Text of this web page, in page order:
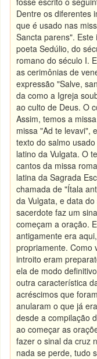
Dentre os diferentes
que é usado nas
Sancta parens".
poeta Sedúlio, do
romano do século I.
as cerimônias de
expressão "Salve,
da como a Igreja
ao culto de Deus. O
Assim, temos a
missa "Ad te levavi",
texto do salmo
latino da Vulgata. O
cantos da missa
latina da Sagrada
chamada de "Ítala
da Vulgata, e data
sacerdote faz um
começam a oração.
antigamente era
propriamente. Como
introito eram
ela de modo
outra característica
acréscimos que
anularam o que já
desde a compilação
ao começar as
fazer o sinal da cruz
nada se perde, tudo